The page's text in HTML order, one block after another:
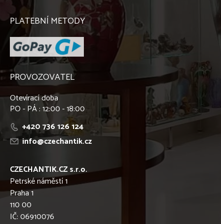
PLATEBNÍ METODY
PROVOZOVATEL
Otevírací doba
PO - PÁ : 12:00 - 18:00
+420 736 126 124
info@czechantik.cz
CZECHANTIK.CZ s.r.o.
Petrské náměstí 1
Praha 1
110 00
IČ: 06910076